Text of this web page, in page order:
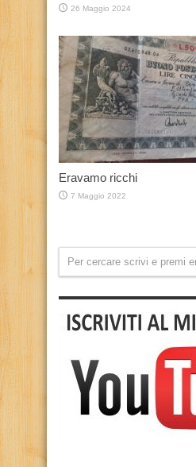
26 Maggio 2024
Eravamo ricchi
7 Maggio 2022